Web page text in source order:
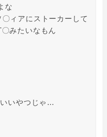
な
ィアにストーカーして
みたいなもん
いやつじゃ…